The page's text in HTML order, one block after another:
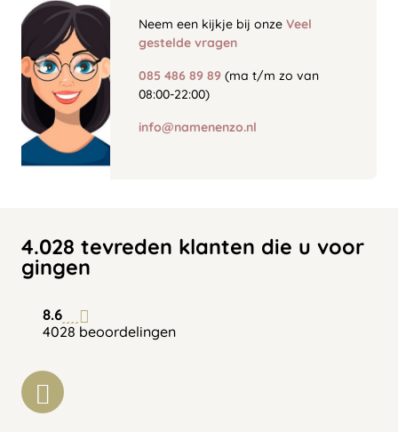
Neem een kijkje bij onze Veel
gestelde vragen
085 486 89 89 (ma t/m zo van
08:00-22:00)
info@namenenzo.nl
4.028 tevreden klanten die u voor
gingen
8.6
4028 beoordelingen